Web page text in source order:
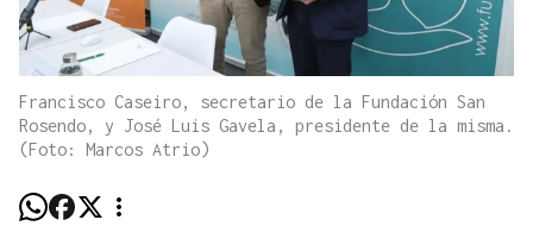
Francisco Caseiro, secretario de la Fundación San
Rosendo, y José Luis Gavela, presidente de la misma.
(Foto: Marcos Atrio)